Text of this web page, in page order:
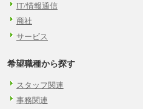
IT/情報通信
商社
サービス
希望職種から探す
スタッフ関連
事務関連